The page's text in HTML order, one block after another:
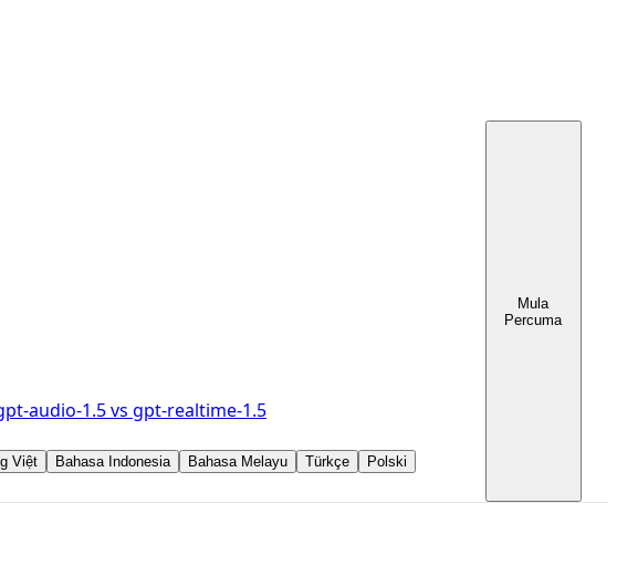
audio-1.5vs gpt-realtime-1.5
Việt Bahasa Indonesia Bahasa Melayu Türkçe
Polski
Mula
Percuma